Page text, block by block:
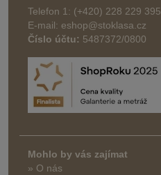
Telefon 1: (+420) 228 229 395
E-mail: eshop@stoklasa.cz
Číslo účtu: 5487372/0800
Mohlo by vás zajímat
» O nás